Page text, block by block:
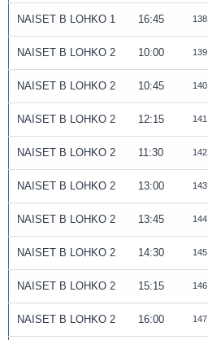
NAISET B LOHKO 1 16:45 138
NAISET B LOHKO 2 10:00 139
NAISET B LOHKO 2 10:45 140
NAISET B LOHKO 2 12:15 141
NAISET B LOHKO 2 11:30 142
NAISET B LOHKO 2 13:00 143
NAISET B LOHKO 2 13:45 144
NAISET B LOHKO 2 14:30 145
NAISET B LOHKO 2 15:15 146
NAISET B LOHKO 2 16:00 147